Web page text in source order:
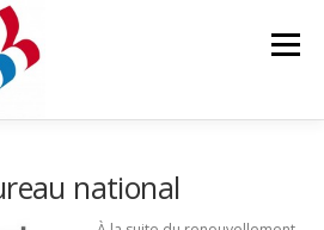
Menu
national